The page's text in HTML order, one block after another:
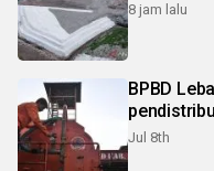
8 jam lalu
BPBD
Jul 8th